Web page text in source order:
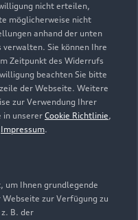
nicht erteilen,
möglicherweise nicht
anhand der unten
Sie können Ihre
Zeitpunkt des Widerrufs
beachten Sie bitte
der Webseite. Weitere
zur Verwendung Ihrer
in unserer Cookie Richtlinie,
Impressum.
um Ihnen grundlegende
zur Verfügung zu
B. der